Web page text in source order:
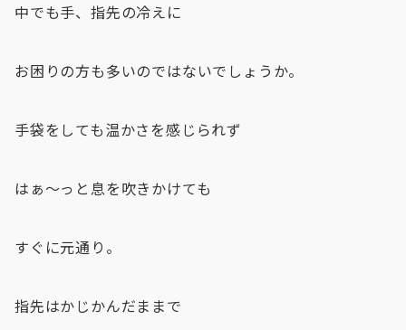
中でも手、指先の冷えに
お困りの方も多いのではないでしょうか。
手袋をしても温かさを感じられず
はぁ〜っと息を吹きかけても
すぐに元通り。
指先はかじかんだままで